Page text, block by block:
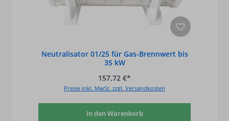
Neutralisator 01/25 für Gas-Brennwert bis
35 kW
157,72 €*
Preise inkl. MwSt. zzgl. Versandkosten
In den Warenkorb